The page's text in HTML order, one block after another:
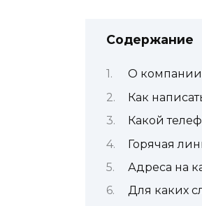
Содержание
О компании
Как
Какой
Горячая
Адреса на
Для каких